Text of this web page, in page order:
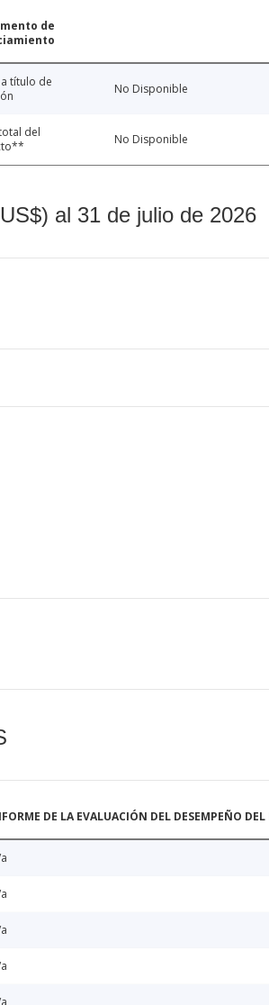
de
título de
No Disponible
del
No Disponible
al 31 de julio de 2026
DE LA EVALUACIÓN DEL DESEMPEÑO DEL